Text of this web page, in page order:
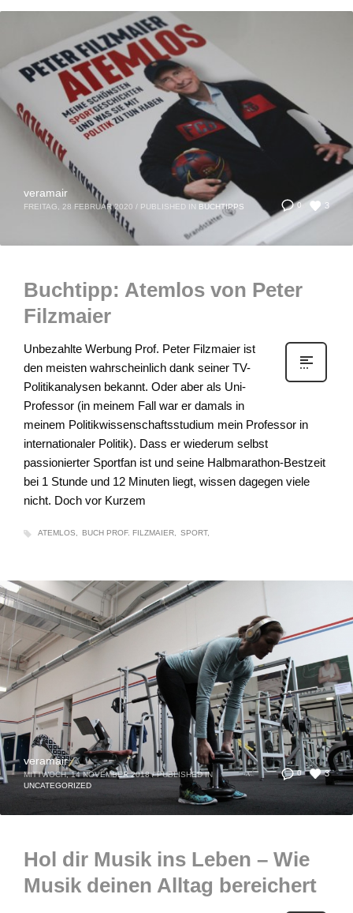
0 3
veramair
FREITAG, 28 FEBRUAR 2020 / PUBLISHED IN BUCHTIPPS
Buchtipp: Atemlos von Peter
Filzmaier
Unbezahlte Werbung Prof. Peter Filzmaier ist
den meisten wahrscheinlich dank seiner TV-
Politikanalysen bekannt. Oder aber als Uni-
Professor (in meinem Fall war er damals in
meinem Politikwissenschaftsstudium mein Professor in
internationaler Politik). Dass er wiederum selbst
passionierter Sportfan ist und seine Halbmarathon-Bestzeit
bei 1 Stunde und 12 Minuten liegt, wissen dagegen viele
nicht. Doch vor Kurzem
ATEMLOS BUCH PROF. FILZMAIER SPORT
0 3
veramair
MITTWOCH, 14 NOVEMBER 2018 / PUBLISHED IN
UNCATEGORIZED
Hol dir Musik ins Leben – Wie
Musik deinen Alltag bereichert